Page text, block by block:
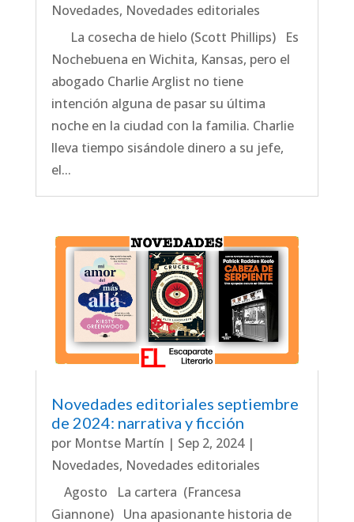
Novedades, Novedades editoriales
La cosecha de hielo (Scott Phillips) Es
Nochebuena en Wichita, Kansas, pero el
abogado Charlie Arglist no tiene
intención alguna de pasar su última
noche en la ciudad con la familia. Charlie
lleva tiempo sisándole dinero a su jefe,
el...
Novedades editoriales septiembre
de 2024: narrativa y ficción
por Montse Martín | Sep 2, 2024|
Novedades, Novedades editoriales
Agosto La cartera (Francesa
Giannone) Una apasionante historia de